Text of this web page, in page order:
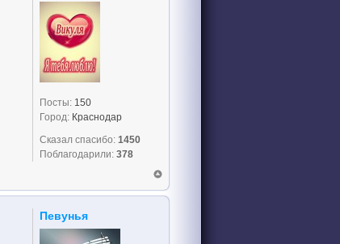
Посты: 150
Город: Краснодар
Сказал спасибо: 1450
Поблагодарили: 378
Певунья